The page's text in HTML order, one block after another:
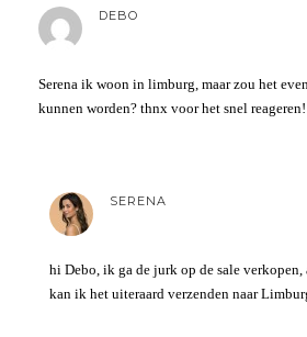
DEBO
Serena ik woon in limburg, maar zou het
kunnen worden? thnx voor het snel reageren!
SERENA
hi Debo, ik ga de jurk op de sale
kan ik het uiteraard verzenden naar